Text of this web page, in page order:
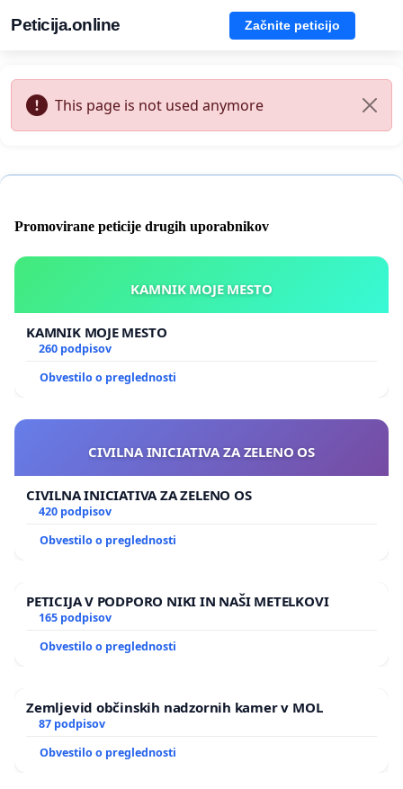
Peticija.online Začnite peticijo
This page is not used anymore
Promovirane peticije drugih uporabnikov
KAMNIK MOJE MESTO
KAMNIK MOJE MESTO
260 podpisov
Obvestilo o preglednosti
CIVILNA INICIATIVA ZA ZELENO OS
CIVILNA INICIATIVA ZA ZELENO OS
420 podpisov
Obvestilo o preglednosti
PETICIJA V PODPORO NIKI IN NAŠI METELKOVI
165 podpisov
Obvestilo o preglednosti
Zemljevid občinskih nadzornih kamer v MOL
87 podpisov
Obvestilo o preglednosti